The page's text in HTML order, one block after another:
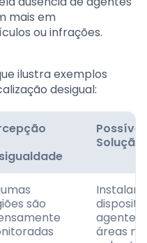
mais em
ou infrações.
ilustra exemplos
desigual:
Possível
Solução
são
Instalar
agentes
áreas